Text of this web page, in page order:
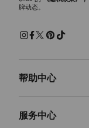
牌动态。
帮助中心
常见问题解答
服务中心